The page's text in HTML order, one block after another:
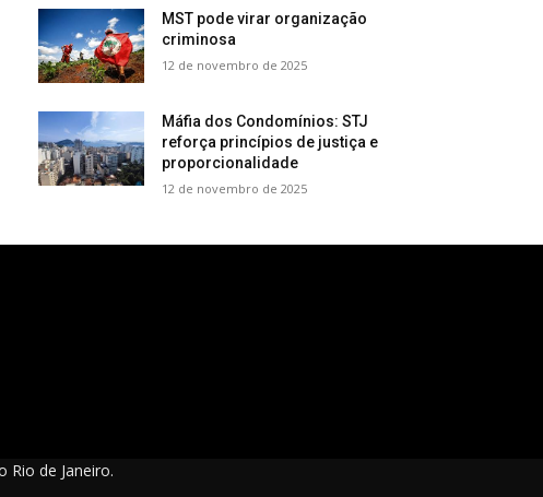
MST pode virar organização
criminosa
12 de novembro de 2025
Máfia dos Condomínios: STJ
reforça princípios de justiça e
proporcionalidade
12 de novembro de 2025
Rio de Janeiro.